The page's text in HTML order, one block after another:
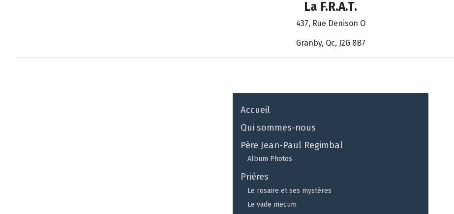
Accueil
Qui sommes-nous
Père Jean-Paul Regimbal
Album Photos
Prières
Le rosaire et ses mystères
Le vade mecum
La F.R.A.T.
437, Rue Denison O
Granby, Qc, J2G 8B7